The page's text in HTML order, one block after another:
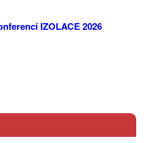
IZOLACE 2026